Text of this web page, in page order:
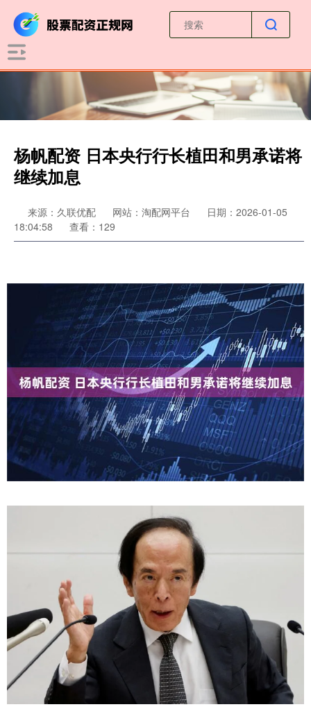
杨帆配资 日本央行行长植田和男承诺将
继续加息
来源：久联优配 网站：淘配网平台
日期：2026-01-05
18:04:58
查看：129